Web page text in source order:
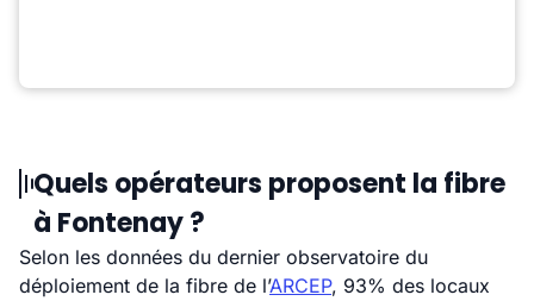
Quels opérateurs proposent la fibre
à Fontenay ?
Selon les données du dernier observatoire du
déploiement de la fibre de l’ARCEP, 93% des locaux